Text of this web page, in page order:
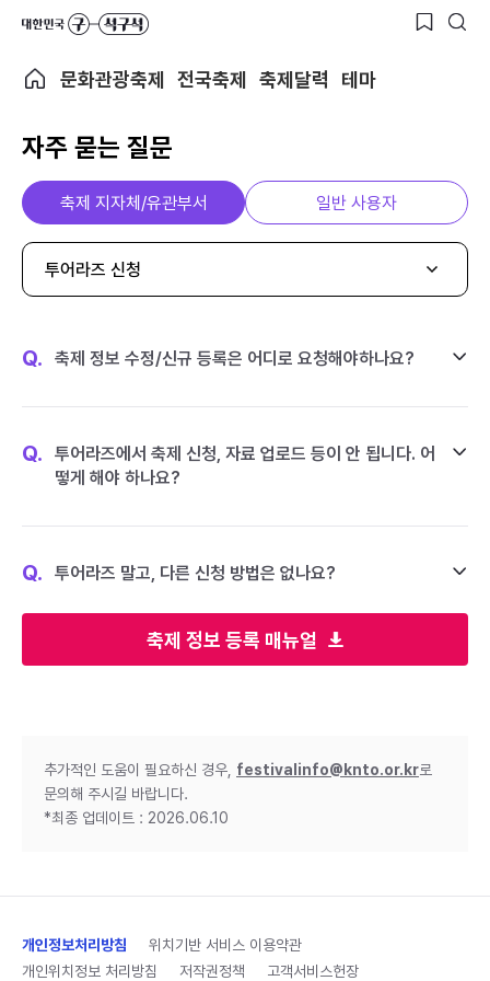
문화관광축제 전국축제 축제달력 테마
자주 묻는 질문
축제 정보 등록 매뉴얼
축제 지자체/유관부서 일반 사용자
투어라즈 신청
Q. 축제 정보 수정/신규 등록은 어디로 요청해야하나요?
Q.
투어라즈에서 축제 신청, 자료 업로드 등이 안 됩니다. 어
떻게 해야 하나요?
Q. 투어라즈 말고, 다른 신청 방법은 없나요?
추가적인 도움이 필요하신 경우, festivalinfo@knto.or.kr로
문의해 주시길 바랍니다.
*최종 업데이트 : 2026.06.10
개인정보처리방침
위치기반 서비스 이용약관
개인위치정보 처리방침
저작권정책 고객서비스헌장